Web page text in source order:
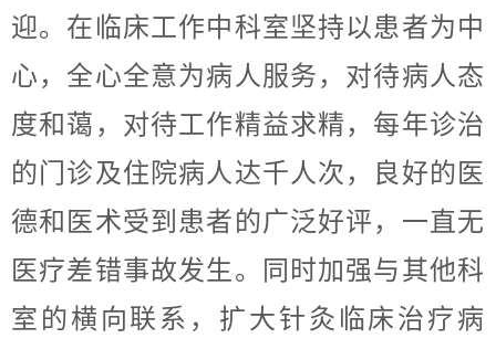
迎。在临床工作中科室坚持以患者为中
心，全心全意为病人服务，对待病人态
度和蔼，对待工作精益求精，每年诊治
的门诊及住院病人达千人次，良好的医
德和医术受到患者的广泛好评，一直无
医疗差错事故发生。同时加强与其他科
室的横向联系，扩大针灸临床治疗病